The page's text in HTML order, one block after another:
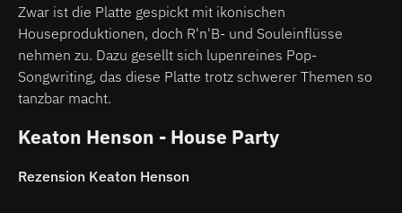
Zwar ist die Platte gespickt mit ikonischen
Houseproduktionen, doch R'n'B- und Souleinflüsse
nehmen zu. Dazu gesellt sich lupenreines Pop-
Songwriting, das diese Platte trotz schwerer Themen so
tanzbar macht.
Keaton Henson - House Party
Rezension Keaton Henson